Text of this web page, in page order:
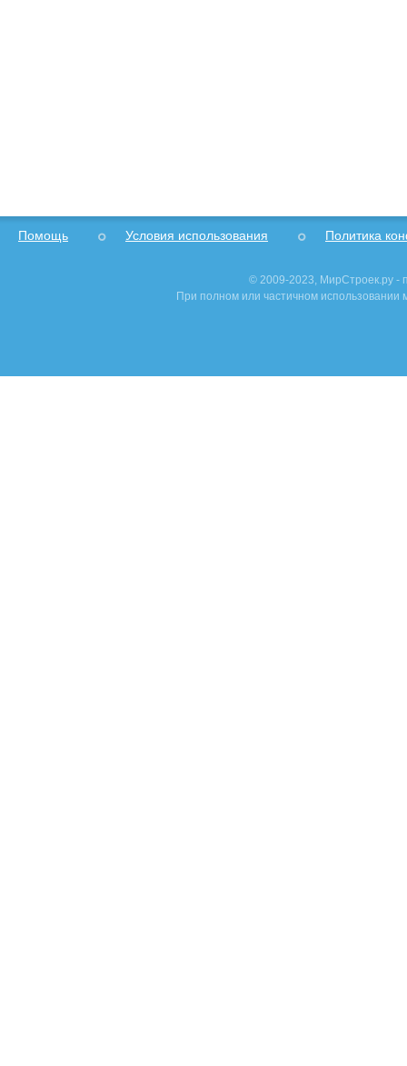
Помощь Условия использования Политика
© 2009-2023, МирСтроек.ру -
При полном или частичном использовании